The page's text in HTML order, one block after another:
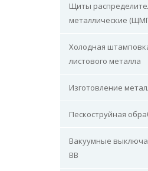
Щиты
металлические
Холодная
листового металла
Изготовление
Пескоструйная
Вакуумные
ВВ